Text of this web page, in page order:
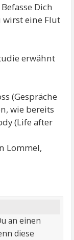
Dich
eine Flut
erwähnt
(Gespräche
wie bereits
(Life after
Lommel,
an einen
diese